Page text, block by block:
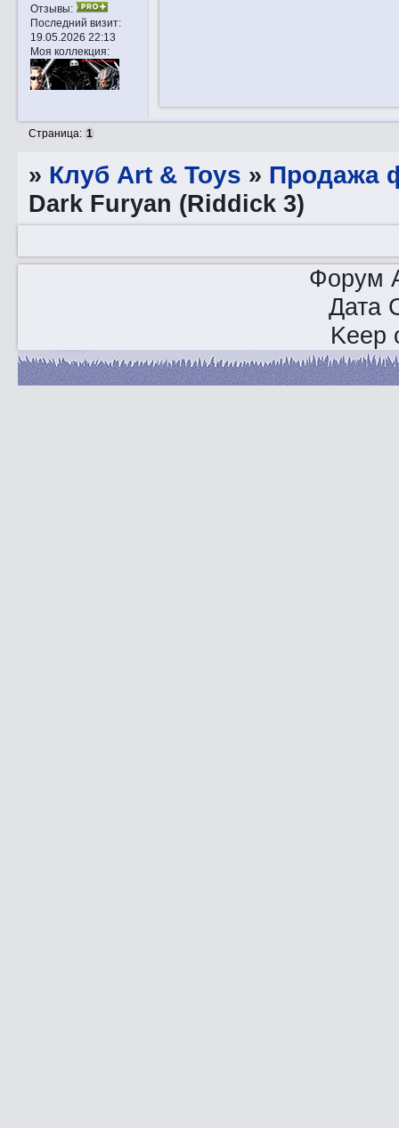
Отзывы:
Последний визит:
19.05.2026 22:13
Моя коллекция:
Страница: 1
» Клуб Art & Toys » Продажа
Dark Furyan (Riddick 3)
Форум
Дата
Keep